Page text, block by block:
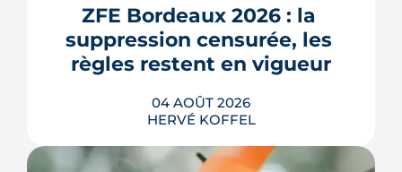
chantier Canopia, futur parc Descas :
voici où en est ce morceau de ville en
train de se recoudre.
LIRE L'ARTICLE
ZFE Bordeaux 2026 : la
suppression censurée, les
règles restent en vigueur
04 AOÛT 2026
HERVÉ KOFFEL